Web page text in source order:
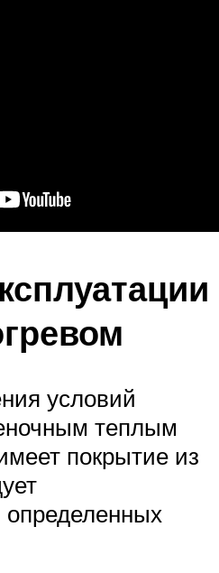
условий
теплым
покрытие из
определенных